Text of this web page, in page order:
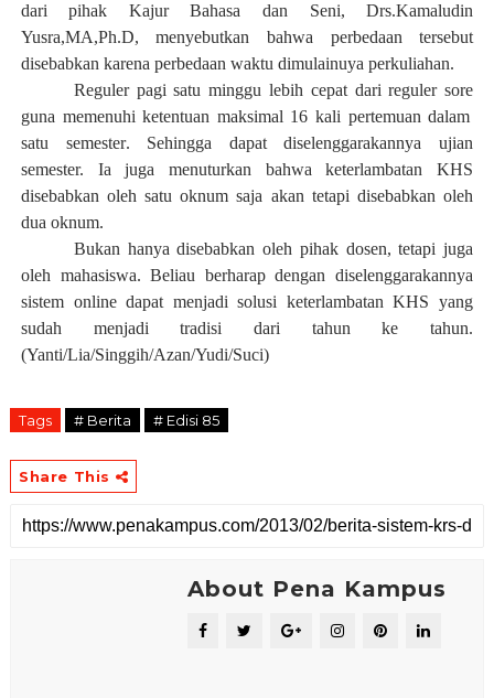
dari pihak Kajur Bahasadan Seni, Drs.Kamaludin
Yusra,MA,Ph.D, menyebutkan bahwa perbedaan tersebut
disebabkan karena perbedaan waktu dimulainuya perkuliahan.
Reguler pagi satu minggu lebih cepat dari reguler sore
guna memenuhi ketentuan maksimal 16 kali pertemuan dalam
satu semester. Sehingga dapat diselenggarakannya ujian
semester. Ia juga menuturkan bahwa keterlambatan KHS
disebabkan oleh satu oknum saja akan tetapi disebabkan oleh
dua oknum.
Bukan hanya disebabkan oleh pihak dosen, tetapi juga
oleh mahasiswa. Beliau berharap dengan diselenggarakannya
sistem online dapat menjadi solusi keterlambatan KHS yang
sudah menjadi tradisi dari tahun ke
tahun.
(Yanti/Lia/Singgih/Azan/Yudi/Suci)
Tags # Berita # Edisi 85
Share This
About Pena Kampus